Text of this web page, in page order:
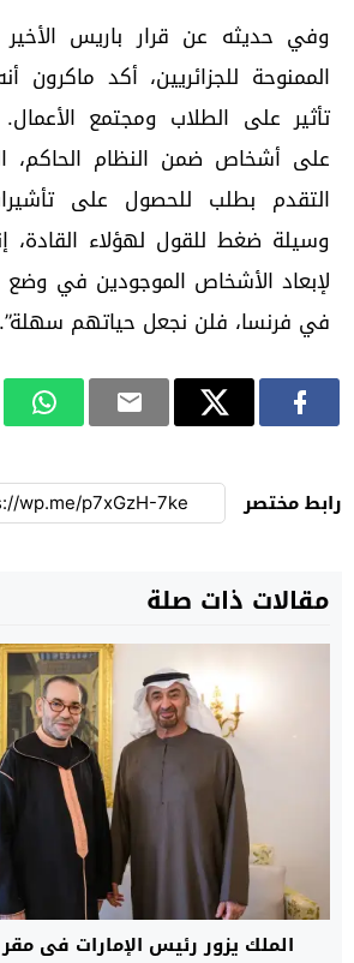
وفي حديثه عن قرار باريس الأخير
الممنوحة للجزائريين، أكد ماكرون
تأثير على الطلاب ومجتمع
على أشخاص ضمن النظام الحاكم،
التقدم بطلب للحصول على
وسيلة ضغط للقول لهؤلاء القادة،
لإبعاد الأشخاص الموجودين في
في فرنسا، فلن نجعل حياتهم سهلة”.
رابط مختصر
مقالات ذات صلة
الملك يزور رئيس الإمارات في مقر